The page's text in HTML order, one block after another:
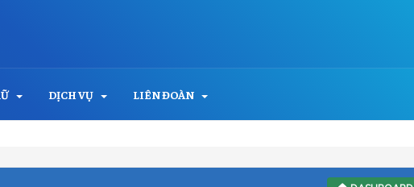
DỊCH VỤ LIÊN ĐOÀN